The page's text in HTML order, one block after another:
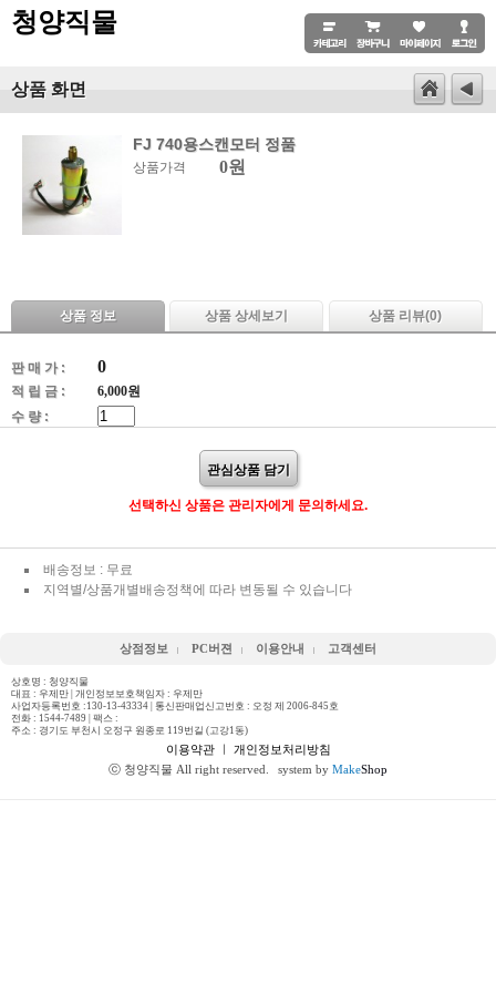
청양직물
상품 화면
FJ 740용스캔모터 정품
상품가격 0원
상품 정보 상품 상세보기 상품 리뷰(0)
판 매 가 : 0
적 립 금 :
6,000원
수 량 :
관심상품 담기
선택하신 상품은 관리자에게 문의하세요.
배송정보 : 무료
지역별/상품개별배송정책에 따라 변동될 수 있습니다
상점정보 PC버젼 이용안내 고객센터
상호명 : 청양직물
대표 : 우제만 | 개인정보보호책임자 : 우제만
사업자등록번호 :130-13-43334 | 통신판매업신고번호 : 오정 제 2006-845호
전화 : 1544-7489 | 팩스 :
주소 : 경기도 부천시 오정구 원종로 119번길 (고강1동)
이용약관ㅣ 개인정보처리방침
ⓒ 청양직물 All right reserved.
system by MakeShop